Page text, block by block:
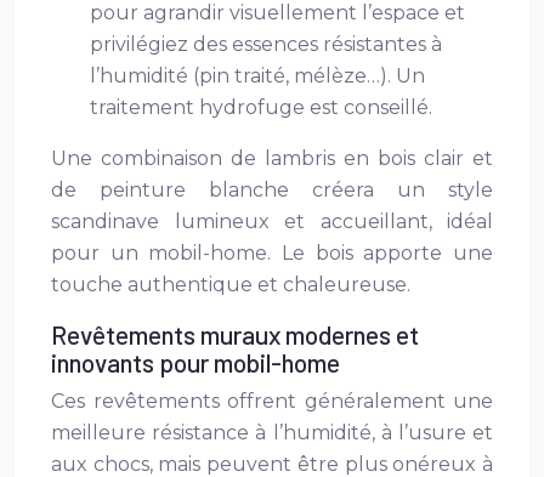
pour agrandir visuellement l’espace et
privilégiez des essences résistantes à
l’humidité (pin traité, mélèze…). Un
traitement hydrofuge est conseillé.
Une combinaison de lambris en bois clair et
de peinture blanche créera un style
scandinave lumineux et accueillant, idéal
pour un mobil-home. Le bois apporte une
touche authentique et chaleureuse.
Revêtements muraux modernes et
innovants pour mobil-home
Ces revêtements offrent généralement une
meilleure résistance à l’humidité, à l’usure et
aux chocs, mais peuvent être plus onéreux à